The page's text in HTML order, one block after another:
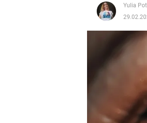
Yulia